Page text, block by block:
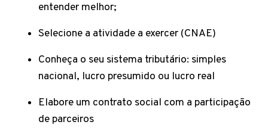
entender melhor;
Selecione a atividade a exercer (CNAE)
Conheça o seu sistema tributário: simples
nacional, lucro presumido ou lucro real
Elabore um contrato social com a participação
de parceiros